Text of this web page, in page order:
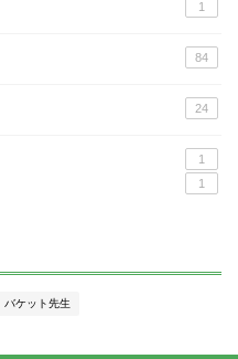
1
84
24
1
1
バケット先生